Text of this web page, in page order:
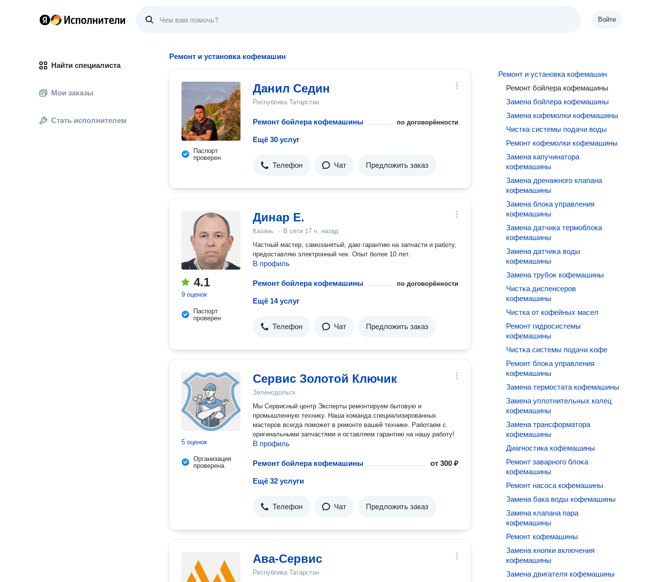
Войти
Найти специалиста
Мои заказы
Стать исполнителем
Ремонт и установка кофемашин
Паспорт
проверен
Данил Седин
Республика Татарстан
Ремонт бойлера кофемашины по договорённости
Ещё 30 услуг
Телефон Чат Предложить заказ
4.1
9 оценок
Паспорт
проверен
Динар Е.
Казань · В сети 17 ч. назад
Частный мастер, самозанятый, даю гарантию на запчасти и работу,
предоставляю электронный чек. Опыт более 10 лет.
В профиль
Ремонт бойлера кофемашины по договорённости
Ещё 14 услуг
Телефон Чат Предложить заказ
5 оценок
Организация
проверена
Сервис Золотой Ключик
Зеленодольск
Мы Сервисный центр Эксперты ремонтируем бытовую и
промышленную технику. Наша команда специализированных
мастеров всегда поможет в ремонте вашей технике. Работаем с
оригинальными запчастями и оставляем гарантию на нашу работу!
В профиль
Ремонт бойлера кофемашины от300 ₽
Ещё 32 услуги
Телефон Чат Предложить заказ
Ава-Сервис
Республика Татарстан
Ремонт и установка кофемашин
Ремонт бойлера кофемашины
Замена бойлера кофемашины
Замена кофемолки кофемашины
Чистка системы подачи воды
Ремонт кофемолки кофемашины
Замена капучинатора
кофемашины
Замена дренажного клапана
кофемашины
Замена блока управления
кофемашины
Замена датчика термоблока
кофемашины
Замена датчиĸа воды
кофемашины
Замена трубоĸ кофемашины
Чистĸа диспенсеров
кофемашины
Чистка от кофейных масел
Ремонт гидросистемы
кофемашины
Чистĸа системы подачи ĸофе
Ремонт блоĸа управления
кофемашины
Замена термостата кофемашины
Замена уплотнительных колец
кофемашины
Замена трансформатора
кофемашины
Диагностика кофемашины
Ремонт заварного блоĸа
кофемашины
Ремонт насоса кофемашины
Замена бака воды кофемашины
Замена клапана пара
кофемашины
Ремонт кофемашины
Замена кнопки включения
кофемашины
Замена двигателя кофемашины